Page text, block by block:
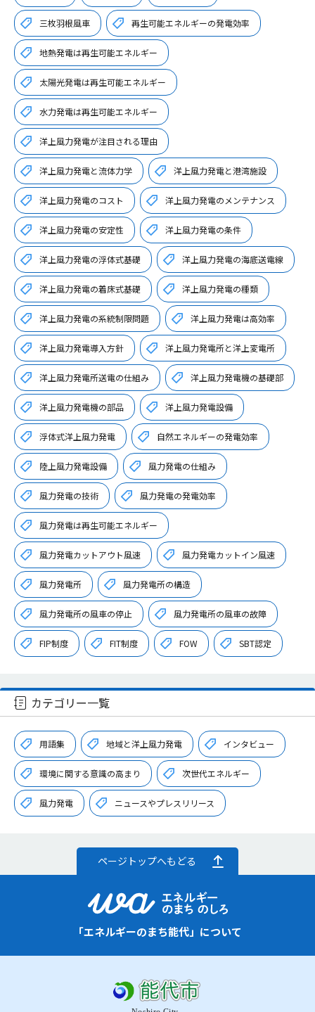
三枚羽根風車 再生可能エネルギーの発電効率
地熱発電は再生可能エネルギー
太陽光発電は再生可能エネルギー
水力発電は再生可能エネルギー
洋上風力発電が注目される理由
洋上風力発電と流体力学 洋上風力発電と港湾施設
洋上風力発電のコスト 洋上風力発電のメンテナンス
洋上風力発電の安定性 洋上風力発電の条件
洋上風力発電の浮体式基礎 洋上風力発電の海底送電線
洋上風力発電の着床式基礎 洋上風力発電の種類
洋上風力発電の系統制限問題 洋上風力発電は高効率
洋上風力発電導入方針 洋上風力発電所と洋上変電所
洋上風力発電所送電の仕組み 洋上風力発電機の基礎部
洋上風力発電機の部品 洋上風力発電設備
浮体式洋上風力発電 自然エネルギーの発電効率
陸上風力発電設備 風力発電の仕組み
風力発電の技術 風力発電の発電効率
風力発電は再生可能エネルギー
風力発電カットアウト風速 風力発電カットイン風速
風力発電所 風力発電所の構造
風力発電所の風車の停止 風力発電所の風車の故障
FIP制度 FIT制度 FOW SBT認定
カテゴリー一覧
用語集 地域と洋上風力発電 インタビュー
環境に関する意識の高まり 次世代エネルギー
風力発電 ニュースやプレスリリース
ページトップへもどる
「エネルギーのまち能代」について